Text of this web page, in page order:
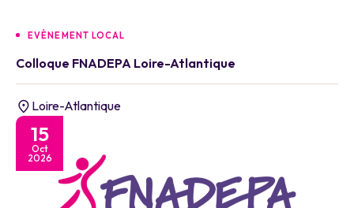
EVÈNEMENT LOCAL
Colloque FNADEPA Loire-Atlantique
Loire-Atlantique
15
Oct
2026